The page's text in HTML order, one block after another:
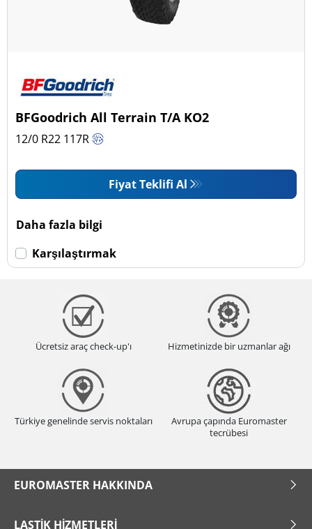
BFGoodrich All Terrain T/A KO2
12/0 R22 117R
Fiyat Teklifi Al
Daha fazla bilgi
Karşılaştırmak
Ücretsiz araç check-up'ı Hizmetinizde bir uzmanlar ağı
Türkiye genelinde servis noktaları
Avrupa çapında Euromaster
tecrübesi
EUROMASTER HAKKINDA
LASTIK HIZMETLERI